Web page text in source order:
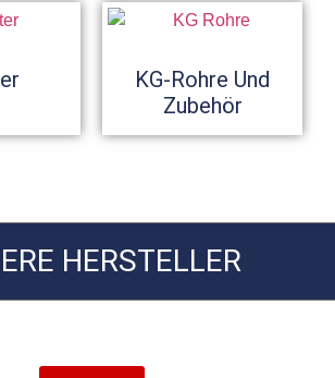
KG-Rohre Und
Zubehör
HERSTELLER